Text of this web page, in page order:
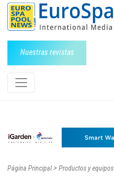
Nuestras revistas
Página Principal> Productos y equipos